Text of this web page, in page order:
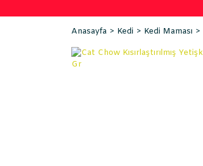
Anasayfa Kedi Kedi Maması